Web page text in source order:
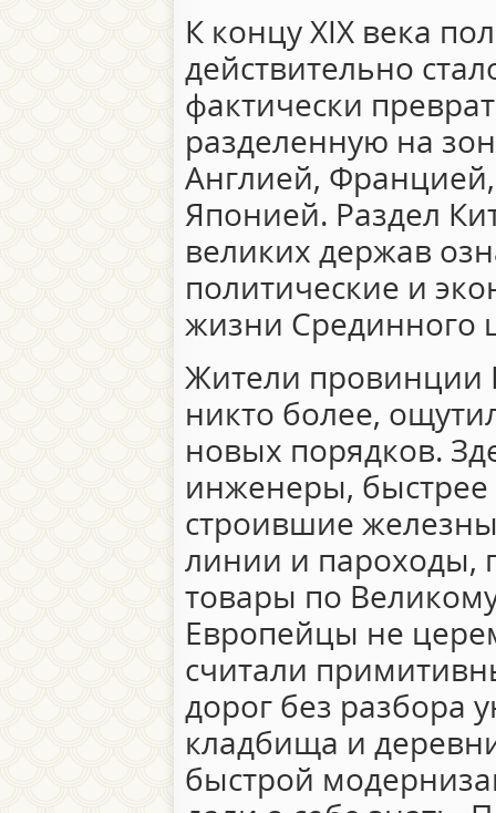
К концу XIX века
действительно
фактически
разделенную на
Англией,
Японией. Раздел
великих держав
политические и
жизни Срединного
Жители провинции
никто более,
новых порядков.
инженеры,
строившие
линии и пароходы,
товары по
Европейцы не
считали
дорог без разбора
кладбища и
быстрой